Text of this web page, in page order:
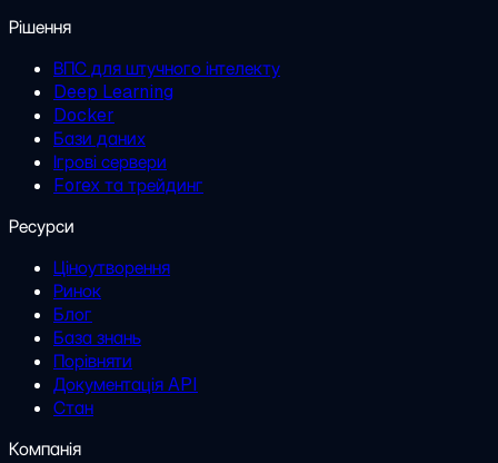
Рішення
ВПС для штучного інтелекту
Deep Learning
Docker
Бази даних
Ігрові сервери
Forex та трейдинг
Ресурси
Ціноутворення
Ринок
Блог
База знань
Порівняти
Документація API
Стан
Компанія